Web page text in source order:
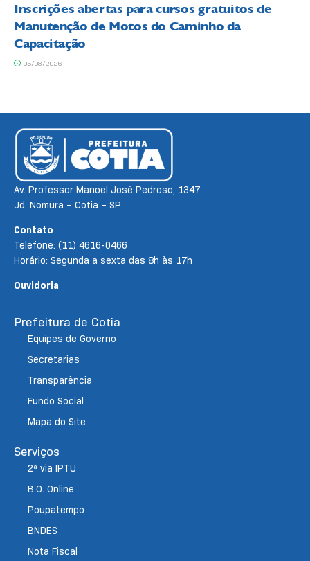
Inscrições abertas para cursos gratuitos de
Manutenção de Motos do Caminho da
Capacitação
05/08/2026
Av. Professor Manoel José Pedroso, 1347
Jd. Nomura – Cotia – SP
Contato
Telefone: (11) 4616-0466
Horário: Segunda a sexta das 8h às 17h
Ouvidoria
Prefeitura de Cotia
Equipes de Governo
Secretarias
Transparência
Fundo Social
Mapa do Site
Serviços
2ª via IPTU
B.O. Online
Poupatempo
BNDES
Nota Fiscal